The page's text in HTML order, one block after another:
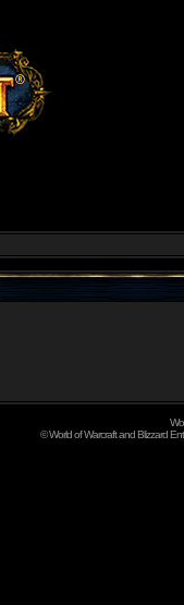
©World of Warcraft and Blizzard